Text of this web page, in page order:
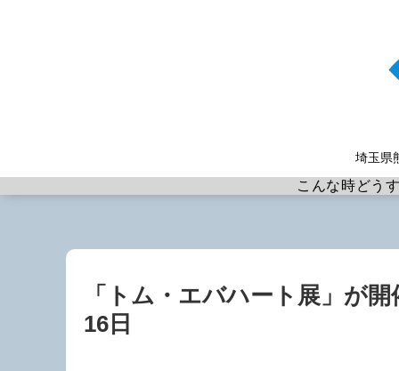
埼玉県
こんな時どう
「トム・エバハート展」が
16日